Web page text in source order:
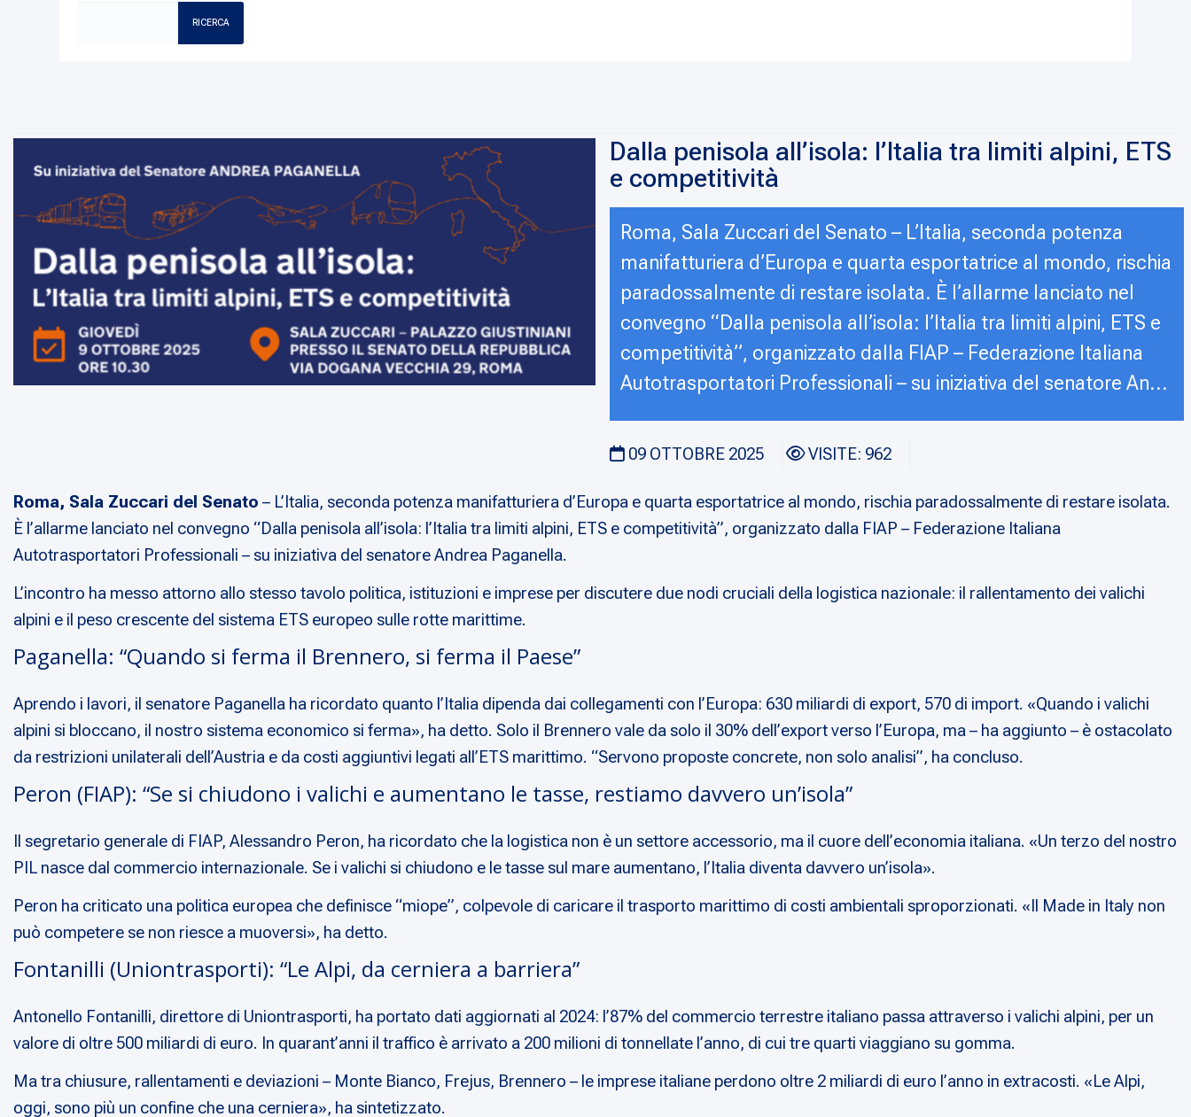
RICERCA
Dalla penisola all’isola: l’Italia tra limiti alpini, ETS
e competitività
Roma, Sala Zuccari del Senato – L’Italia, seconda potenza
manifatturiera d’Europa e quarta esportatrice al mondo, rischia
paradossalmente di restare isolata. È l’allarme lanciato nel
convegno “Dalla penisola all’isola: l’Italia tra limiti alpini, ETS e
competitività”, organizzato dalla FIAP – Federazione Italiana
Autotrasportatori Professionali – su iniziativa del senatore An...
09 OTTOBRE 2025 VISITE: 962
Roma, Sala Zuccari del Senato – L’Italia, seconda potenza manifatturiera d’Europa e quarta esportatrice al mondo, rischia paradossalmente di restare isolata.
È l’allarme lanciato nel convegno “Dalla penisola all’isola: l’Italia tra limiti alpini, ETS e competitività”, organizzato dalla FIAP – Federazione Italiana
Autotrasportatori Professionali – su iniziativa del senatore Andrea Paganella.
L’incontro ha messo attorno allo stesso tavolo politica, istituzioni e imprese per discutere due nodi cruciali della logistica nazionale: il rallentamento dei valichi
alpini e il peso crescente del sistema ETS europeo sulle rotte marittime.
Paganella: “Quando si ferma il Brennero, si ferma il Paese”
Aprendo i lavori, il senatore Paganella ha ricordato quanto l’Italia dipenda dai collegamenti con l’Europa: 630 miliardi di export, 570 di import. «Quando i valichi
alpini si bloccano, il nostro sistema economico si ferma», ha detto. Solo il Brennero vale da solo il 30% dell’export verso l’Europa, ma – ha aggiunto – è ostacolato
da restrizioni unilaterali dell’Austria e da costi aggiuntivi legati all’ETS marittimo. “Servono proposte concrete, non solo analisi”, ha concluso.
Peron (FIAP): “Se si chiudono i valichi e aumentano le tasse, restiamo davvero un’isola”
Il segretario generale di FIAP, Alessandro Peron, ha ricordato che la logistica non è un settore accessorio, ma il cuore dell’economia italiana. «Un terzo del nostro
PIL nasce dal commercio internazionale. Se i valichi si chiudono e le tasse sul mare aumentano, l’Italia diventa davvero un’isola».
Peron ha criticato una politica europea che definisce “miope”, colpevole di caricare il trasporto marittimo di costi ambientali sproporzionati. «Il Made in Italy non
può competere se non riesce a muoversi», ha detto.
Fontanilli (Uniontrasporti): “Le Alpi, da cerniera a barriera”
Antonello Fontanilli, direttore di Uniontrasporti, ha portato dati aggiornati al 2024: l’87% del commercio terrestre italiano passa attraverso i valichi alpini, per un
valore di oltre 500 miliardi di euro. In quarant’anni il traffico è arrivato a 200 milioni di tonnellate l’anno, di cui tre quarti viaggiano su gomma.
Ma tra chiusure, rallentamenti e deviazioni – Monte Bianco, Frejus, Brennero – le imprese italiane perdono oltre 2 miliardi di euro l’anno in extracosti. «Le Alpi,
oggi, sono più un confine che una cerniera», ha sintetizzato.